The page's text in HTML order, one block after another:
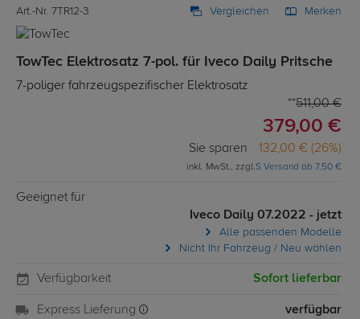
Art.-Nr. 7TR12-3 Vergleichen Merken
TowTec Elektrosatz 7-pol. für Iveco Daily Pritsche
7-poliger fahrzeugspezifischer Elektrosatz
511,00 €
379,00 €
Sie sparen 132,00 € (26%)
inkl. MwSt., zzgl.S Versand ab 7,50 €
Geeignet für
Iveco Daily 07.2022 - jetzt
Alle passenden Modelle
Nicht Ihr Fahrzeug / Neu wählen
Verfügbarkeit Sofort lieferbar
Express Lieferung verfügbar